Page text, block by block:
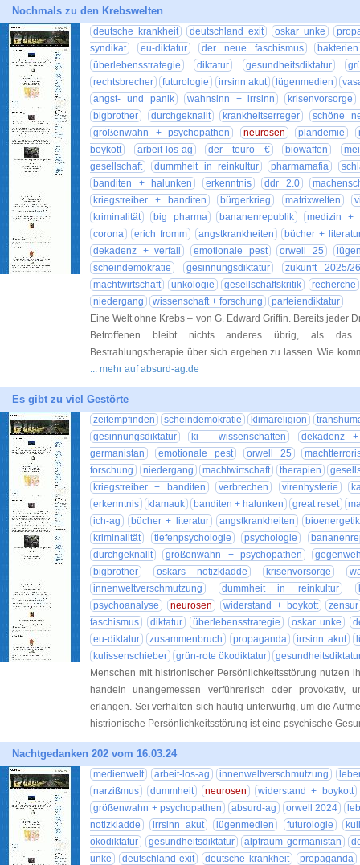
Nochmals zu den Krebswelten
deutsche krankheit deutschland exit oskar unke
syndikat
eu-diktatur der neue faschismus
überlebensstrategie
diktatur gesundheitsdiktatur
rechtsbrecher
futurologie irrsinn akut lügenmedien
angst- und panik
wahnsinn + irrsinn
krisenvorsorge
bigbrother
durchgeknallt krankheitserreger
schöne
größenwahn + psychopathen
neurosen plandemie
boykott
arbeit-los-ag der teuro € biowaffen
gesellschaft
dummheit in reinkultur pharmamafia
banditen + halunken
erkenntnis ddr 2.0
kriegstreiber + banditen
bürgerkrieg matrixwelten
kriminalität
big pharma bananenrepublik
medizin +
corona
erich fromm angstkrankheiten
bücher +
dekadenz + verfall
emotionale pest orwell 25
scheindemokratie
gesinnungsdiktatur
zukunft 2025/
machtwirtschaft
unkologie gesellschaftskritik
recherche
niedergang
wissenschaft + forschung
parteiendiktatur
Eine Welt ohne Krebs – von G. Edward Griffin. Bereits jeder
Betroffenen bleibt nichts anderes übrig, als das
Bestrahlungstherapie über sich ergehen zu lassen. Wie
... mehr auf absurd-ag.de
Es gibt zu viel Gestörte
zeitempfinden scheindemokratie klimareligion
gesinnungsdiktatur
ki - wissenschaften
dekadenz
germanistan
emotionale pest orwell 25
forschung
niedergang machtwirtschaft therapien
kriegstreiber + banditen
verbrechen virenhysterie
erkenntnis
klamauk banditen + halunken great reset
ich-ag
bücher + literatur angstkrankheiten
kriminalität
tiefenpsychologie psychologie
durchgeknallt
größenwahn + psychopathen
bigbrother
oskars notizkladde krisenvorsorge
innenweltverschmutzung
dummheit in reinkultur
psychoanalyse
neurosen widerstand + boykott
zensur
faschismus
diktatur überlebensstrategie oskar unke
eu-diktatur
zusammenbruch propaganda irrsinn akut
kulissenschieber
grün-rote ökodiktatur
Menschen mit histrionischer Persönlichkeitsstörung nutzen
handeln unangemessen verführerisch oder provokativ,
erlangen. Sei verhalten sich häufig unterwürfig, um die
histrionische Persönlichkeitsstörung ist eine psychische
Nachtgedanken 202 vom 16.03.24
medienwelt arbeit-los-ag innenweltverschmutzung
narzißmus
dummheit neurosen
widerstand + boykott
größenwahn + psychopathen
absurd-ag orwell 2024
notizkladde
irrsinn akut lügenmedien futurologie
ökodiktatur
gesundheitsdiktatur alptraum germanistan
unke
deutschland exit deutsche krankheit
propaganda